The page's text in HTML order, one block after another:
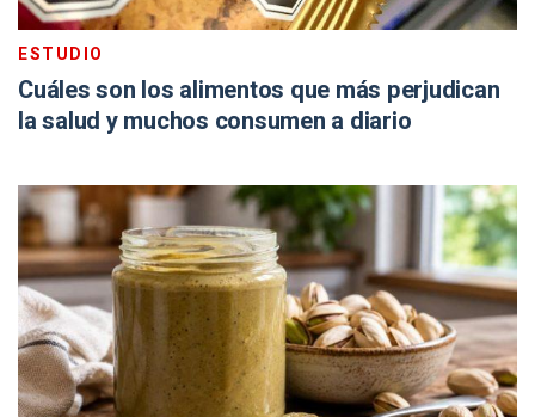
ESTUDIO
Cuáles son los alimentos que más perjudican
la salud y muchos consumen a diario